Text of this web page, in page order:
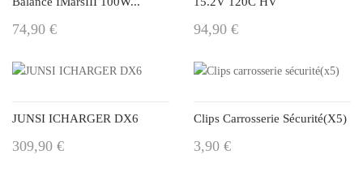
74,90 € 94,90 €
JUNSI ICHARGER DX6
309,90 €
Clips Carrosserie Sécurité(x5)
3,90 €